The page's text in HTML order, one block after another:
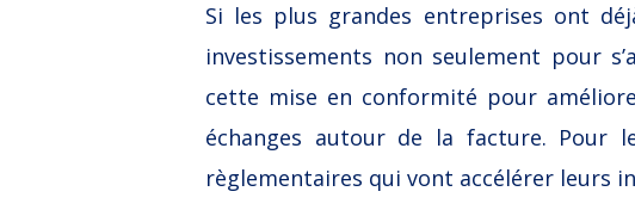
Si les plus grandes entreprises ont
investissements non seulement pour
cette mise en conformité pour
échanges autour de la facture. Pour
règlementaires qui vont accélérer leurs